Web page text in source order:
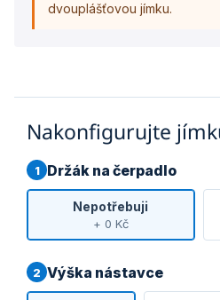
dvouplášťovou jímku.
Nakonfigurujte
1 Držák na čerpadlo
Nepotřebuji
+ 0 Kč
2 Výška nástavce